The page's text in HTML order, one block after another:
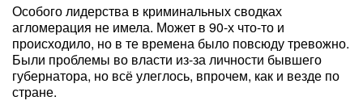
Особого лидерства в криминальных сводках
агломерация не имела. Может в 90-х что-то и
происходило, но в те времена было повсюду тревожно.
Были проблемы во власти из-за личности бывшего
губернатора, но всё улеглось, впрочем, как и везде по
стране.